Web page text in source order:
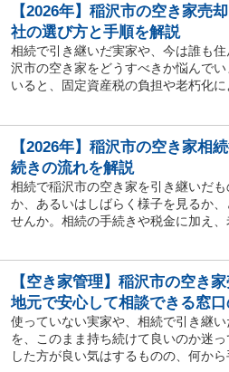
【2026年】稲沢市の空き家売
社の選び方と手順を解説
相続で引き継いだ実家や、今は誰も
沢市の空き家をどうすべきか悩んで
いると、固定資産税の負担や老朽化に
【2026年】稲沢市の空き家相
続きの流れを解説
相続で稲沢市の空き家を引き継いだ
か、あるいはしばらく様子を見るか
せんか。相続の手続きや税金に加え、
【空き家管理】稲沢市の空き
地元で安心して相談できる窓
使っていない実家や、相続で引き継
を、このまま持ち続けて良いのか迷
した方が良い気はするものの、何か